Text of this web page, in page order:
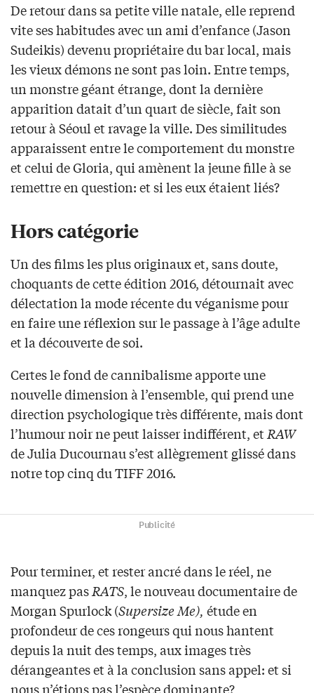
De retour dans sa petite ville natale, elle reprend
vite ses habitudes avec un ami d’enfance (Jason
Sudeikis) devenu propriétaire du bar local, mais
les vieux démons ne sont pas loin. Entre temps,
un monstre géant étrange, dont la dernière
apparition datait d’un quart de siècle, fait son
retour à Séoul et ravage la ville. Des similitudes
apparaissent entre le comportement du monstre
et celui de Gloria, qui amènent la jeune fille à se
remettre en question: et si les eux étaient liés?
Hors catégorie
Un des films les plus originaux et, sans doute,
choquants de cette édition 2016, détournait avec
délectation la mode récente du véganisme pour
en faire une réflexion sur le passage à l’âge adulte
et la découverte de soi.
Certes le fond de cannibalisme apporte une
nouvelle dimension à l’ensemble, qui prend une
direction psychologique très différente, mais dont
l’humour noir ne peut laisser indifférent, etRAW
de Julia Ducournau s’est allègrement glissé dans
notre top cinq du TIFF 2016.
Publicité
Pour terminer, et rester ancré dans le réel, ne
manquez pasRATS, le nouveau documentaire de
Morgan Spurlock (Supersize Me), étude en
profondeur de ces rongeurs qui nous hantent
depuis la nuit des temps, aux images très
dérangeantes et à la conclusion sans appel: et si
nous n’étions pas l’espèce dominante?